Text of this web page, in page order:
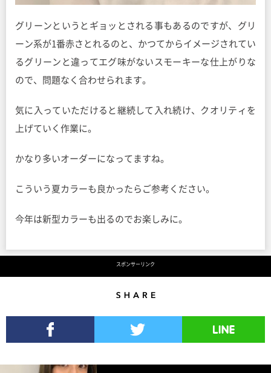
グリーンというとギョッとされる事もあるのですが、グリ
ーン系が1番赤さとれるのと、かつてからイメージされてい
るグリーンと違ってエグ味がないスモーキーな仕上がりな
ので、問題なく合わせられます。
気に入っていただけると継続して入れ続け、クオリティを
上げていく作業に。
かなり多いオーダーになってますね。
こういう夏カラーも良かったらご参考ください。
今年は新型カラーも出るのでお楽しみに。
スポンサーリンク